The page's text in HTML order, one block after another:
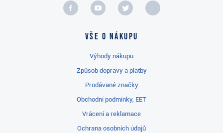
Vše o nákupu
Výhody nákupu
Způsob dopravy a platby
Prodávané značky
Obchodní podmínky, EET
Vrácení a reklamace
Ochrana osobních údajů